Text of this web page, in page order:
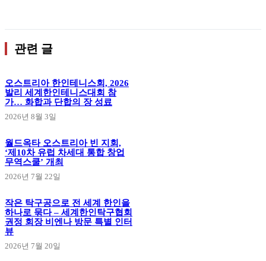
관련 글
오스트리아 한인테니스회, 2026
발리 세계한인테니스대회 참
가… 화합과 단합의 장 성료
2026년 8월 3일
월드옥타 오스트리아 빈 지회,
‘제10차 유럽 차세대 통합 창업
무역스쿨’ 개최
2026년 7월 22일
작은 탁구공으로 전 세계 한인을
하나로 묶다 – 세계한인탁구협회
권정 회장 비엔나 방문 특별 인터
뷰
2026년 7월 20일